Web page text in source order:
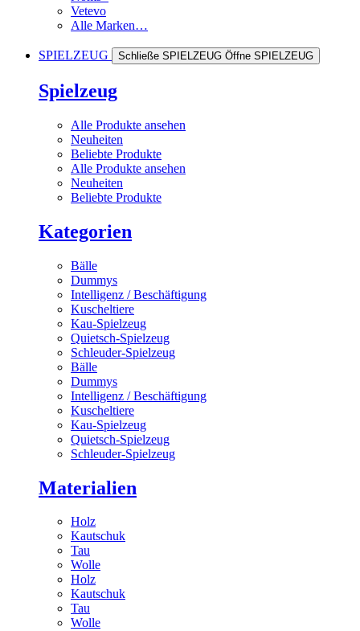
Vetevo
Alle Marken…
SPIELZEUG Schließe SPIELZEUG Öffne SPIELZEUG
Spielzeug
Alle Produkte ansehen
Neuheiten
Beliebte Produkte
Alle Produkte ansehen
Neuheiten
Beliebte Produkte
Kategorien
Bälle
Dummys
Intelligenz / Beschäftigung
Kuscheltiere
Kau-Spielzeug
Quietsch-Spielzeug
Schleuder-Spielzeug
Bälle
Dummys
Intelligenz / Beschäftigung
Kuscheltiere
Kau-Spielzeug
Quietsch-Spielzeug
Schleuder-Spielzeug
Materialien
Holz
Kautschuk
Tau
Wolle
Holz
Kautschuk
Tau
Wolle